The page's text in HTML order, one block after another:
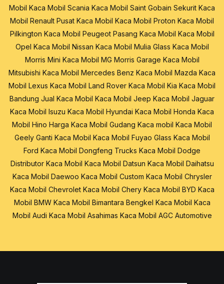
Mobil Kaca Mobil Scania Kaca Mobil Saint Gobain Sekurit Kaca
Mobil Renault Pusat Kaca Mobil Kaca Mobil Proton Kaca Mobil
Pilkington Kaca Mobil Peugeot Pasang Kaca Mobil Kaca Mobil
Opel Kaca Mobil Nissan Kaca Mobil Mulia Glass Kaca Mobil
Morris Mini Kaca Mobil MG Morris Garage Kaca Mobil
Mitsubishi Kaca Mobil Mercedes Benz Kaca Mobil Mazda Kaca
Mobil Lexus Kaca Mobil Land Rover Kaca Mobil Kia Kaca Mobil
Bandung Jual Kaca Mobil Kaca Mobil Jeep Kaca Mobil Jaguar
Kaca Mobil Isuzu Kaca Mobil Hyundai Kaca Mobil Honda Kaca
Mobil Hino Harga Kaca Mobil Gudang Kaca mobil Kaca Mobil
Geely Ganti Kaca Mobil Kaca Mobil Fuyao Glass Kaca Mobil
Ford Kaca Mobil Dongfeng Trucks Kaca Mobil Dodge
Distributor Kaca Mobil Kaca Mobil Datsun Kaca Mobil Daihatsu
Kaca Mobil Daewoo Kaca Mobil Custom Kaca Mobil Chrysler
Kaca Mobil Chevrolet Kaca Mobil Chery Kaca Mobil BYD Kaca
Mobil BMW Kaca Mobil Bimantara Bengkel Kaca Mobil Kaca
Mobil Audi Kaca Mobil Asahimas Kaca Mobil AGC Automotive